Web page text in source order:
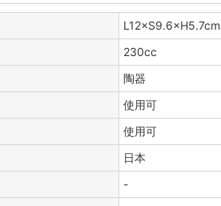
L12×S9.6×H5.7cm
230cc
陶器
使用可
使用可
日本
-